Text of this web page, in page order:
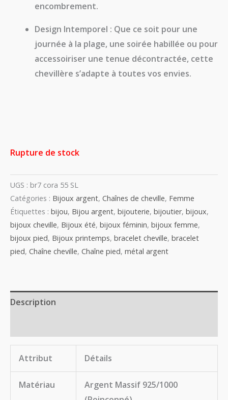
encombrement.
Design Intemporel : Que ce soit pour une
journée à la plage, une soirée habillée ou pour
accessoiriser une tenue décontractée, cette
chevillère s’adapte à toutes vos envies.
Rupture de stock
UGS : br7 cora 55 SL
Catégories : Bijoux argent, Chaînes de cheville, Femme
Étiquettes : bijou, Bijou argent, bijouterie, bijoutier, bijoux,
bijoux cheville, Bijoux été, bijoux féminin, bijoux femme,
bijoux pied, Bijoux printemps, bracelet cheville, bracelet
pied, Chaîne cheville, Chaîne pied, métal argent
Description
Attribut Détails
Matériau
Argent Massif 925/1000